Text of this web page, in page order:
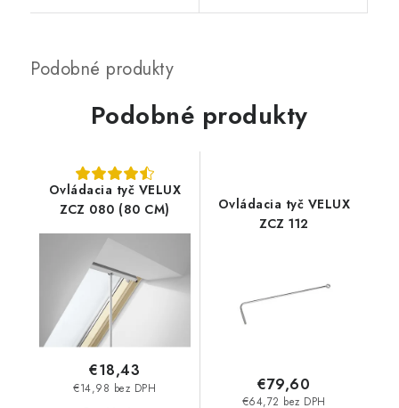
Podobné produkty
Ovládacia tyč VELUX
ZCZ 080 (80 CM)
€14,98 bez DPH
€18,43
Ovládacia tyč VELUX
ZCZ 112
€64,72 bez DPH
€79,60